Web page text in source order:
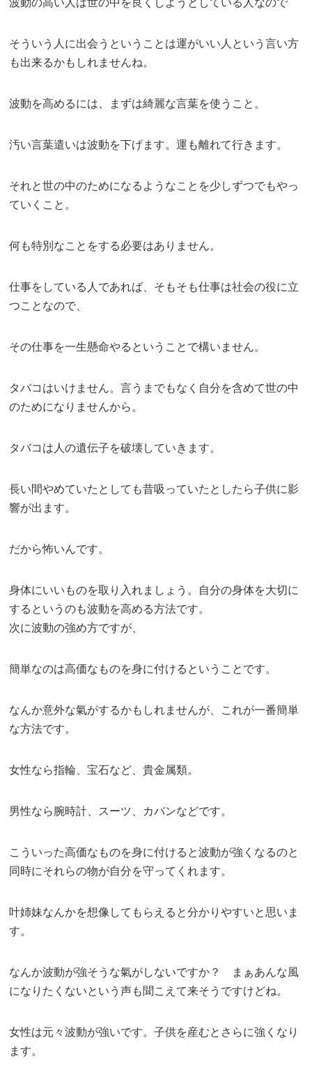
波動の高い人は世の中を良くしようとしている人なので
そういう人に出会うということは運がいい人という言い方
も出来るかもしれませんね。
波動を高めるには、まずは綺麗な言葉を使うこと。
汚い言葉遣いは波動を下げます。運も離れて行きます。
それと世の中のためになるようなことを少しずつでもやっ
ていくこと。
何も特別なことをする必要はありません。
仕事をしている人であれば、そもそも仕事は社会の役に立
つことなので、
その仕事を一生懸命やるということで構いません。
タバコはいけません。言うまでもなく自分を含めて世の中
のためになりませんから。
タバコは人の遺伝子を破壊していきます。
長い間やめていたとしても昔吸っていたとしたら子供に影
響が出ます。
だから怖いんです。
身体にいいものを取り入れましょう。自分の身体を大切に
するというのも波動を高める方法です。
次に波動の強め方ですが、
簡単なのは高価なものを身に付けるということです。
なんか意外な氣がするかもしれませんが、これが一番簡単
な方法です。
女性なら指輪、宝石など、貴金属類。
男性なら腕時計、スーツ、カバンなどです。
こういった高価なものを身に付けると波動が強くなるのと
同時にそれらの物が自分を守ってくれます。
叶姉妹なんかを想像してもらえると分かりやすいと思いま
す。
なんか波動が強そうな氣がしないですか？ まぁあんな風
になりたくないという声も聞こえて来そうですけどね。
女性は元々波動が強いです。子供を産むとさらに強くなり
ます。